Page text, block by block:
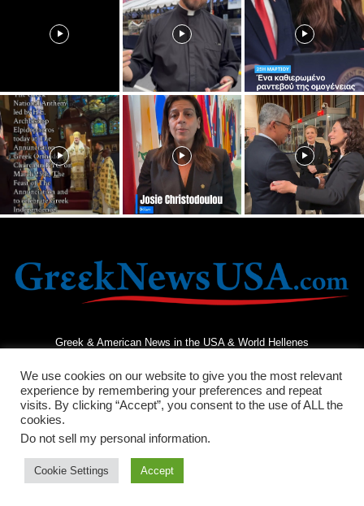
Greek & American News in the USA & World Hellenes
Terms and Conditions
We use cookies on our website to give you the most relevant
experience by remembering your preferences and repeat
visits. By clicking “Accept”, you consent to the use of ALL the
cookies.
Do not sell my personal information.
Cookie Settings Accept